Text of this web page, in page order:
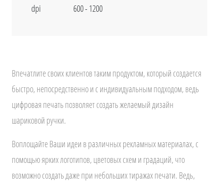
dpi
600 - 1200
Впечатлите своих клиентов таким продуктом, который создается
быстро, непосредственно и с индивидуальным подходом, ведь
цифровая печать позволяет создать желаемый дизайн
шариковой ручки.
Воплощайте Ваши идеи в различных рекламных материалах, с
помощью ярких логотипов, цветовых схем и градаций, что
возможно создать даже при небольших тиражах печати. Ведь,